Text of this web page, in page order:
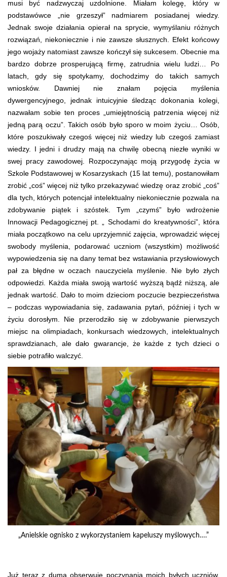
musi być nadzwyczaj uzdolnione. Miałam kolegę, który w
podstawówce „nie grzeszył” nadmiarem posiadanej wiedzy.
Jednak swoje działania opierał na sprycie, wymyślaniu różnych
rozwiązań, niekoniecznie i nie zawsze słusznych. Efekt końcowy
jego wojaży natomiast zawsze kończył się sukcesem. Obecnie ma
bardzo dobrze prosperującą firmę, zatrudnia wielu ludzi… Po
latach, gdy się spotykamy, dochodzimy do takich samych
wniosków. Dawniej nie znałam pojęcia myślenia
dywergencyjnego, jednak intuicyjnie śledząc dokonania kolegi,
nazwałam sobie ten proces „umiejętnością patrzenia więcej niż
jedną parą oczu”. Takich osób było sporo w moim życiu… Osób,
które poszukiwały czegoś więcej niż wiedzy lub czegoś zamiast
wiedzy. I jedni i drudzy mają na chwilę obecną niezłe wyniki w
swej pracy zawodowej. Rozpoczynając moją przygodę życia w
Szkole Podstawowej w Kosarzyskach (15 lat temu), postanowiłam
zrobić „coś” więcej niż tylko przekazywać wiedzę oraz zrobić „coś”
dla tych, których potencjał intelektualny niekoniecznie pozwala na
zdobywanie piątek i szóstek. Tym „czymś” było wdrożenie
Innowacji Pedagogicznej pt. „ Schodami do kreatywności”, która
miała początkowo na celu uprzyjemnić zajęcia, wprowadzić więcej
swobody myślenia, podarować uczniom (wszystkim) możliwość
wypowiedzenia się na dany temat bez wstawiania przysłowiowych
pał za błędne w oczach nauczyciela myślenie. Nie było złych
odpowiedzi. Każda miała swoją wartość wyższą bądź niższą, ale
jednak wartość. Dało to moim dzieciom poczucie bezpieczeństwa
– podczas wypowiadania się, zadawania pytań, później i tych w
życiu dorosłym. Nie przerodziło się w zdobywanie pierwszych
miejsc na olimpiadach, konkursach wiedzowych, intelektualnych
sprawdzianach, ale dało gwarancje, że każde z tych dzieci o
siebie potrafiło walczyć.
„Anielskie ognisko z wykorzystaniem kapeluszy myślowych….”
Już teraz z dumą obserwuję poczynania moich byłych uczniów,